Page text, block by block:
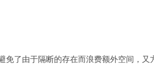
免了由于隔断的存在而浪费额外空间，又